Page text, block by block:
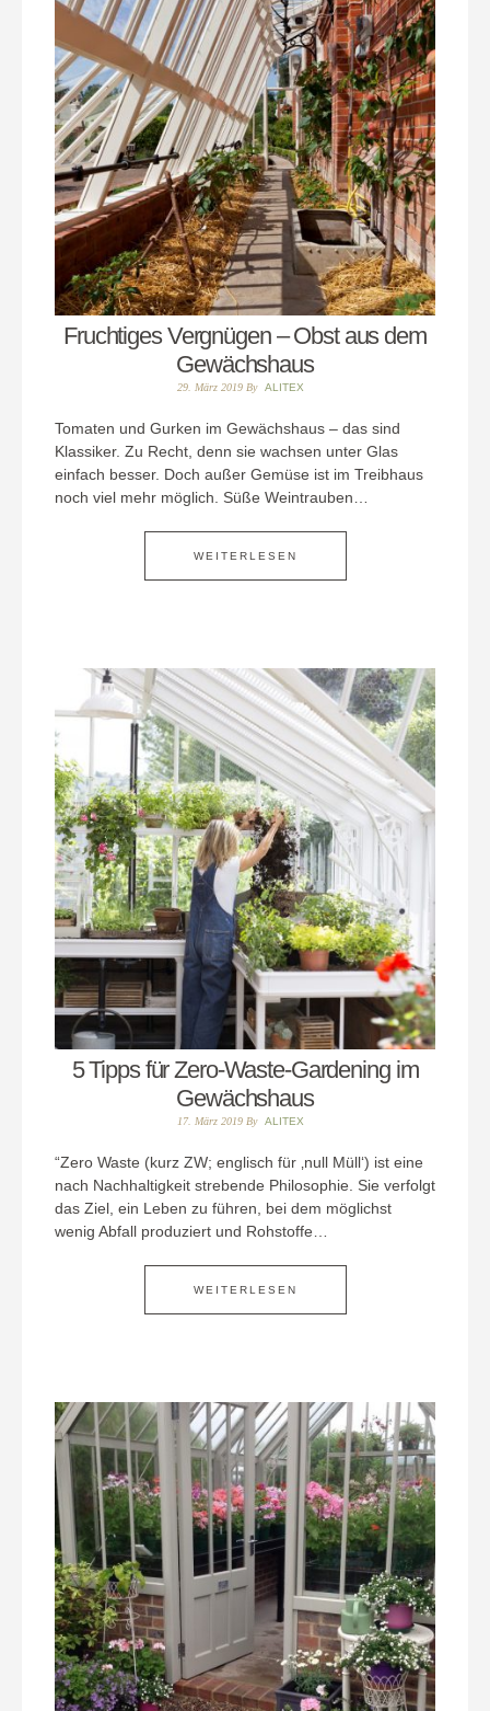
Fruchtiges Vergnügen – Obst aus dem
Gewächshaus
29. März 2019 By ALITEX
Tomaten und Gurken im Gewächshaus – das sind
Klassiker. Zu Recht, denn sie wachsen unter Glas
einfach besser. Doch außer Gemüse ist im Treibhaus
noch viel mehr möglich. Süße Weintrauben…
WEITERLESEN
5 Tipps für Zero-Waste-Gardening im
Gewächshaus
17. März 2019 By ALITEX
“Zero Waste (kurz ZW; englisch für ‚null Müll‘) ist eine
nach Nachhaltigkeit strebende Philosophie. Sie verfolgt
das Ziel, ein Leben zu führen, bei dem möglichst
wenig Abfall produziert und Rohstoffe…
WEITERLESEN